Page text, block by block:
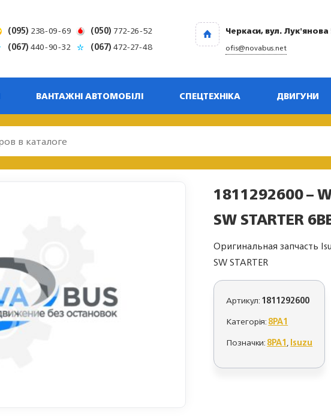
(095) 238-09-69 (050) 772-26-52
(067)440-90-32 (067)472-27-48
Черкаси, вул. Лук'янова
ofis@novabus.net
ВАНТАЖНІ АВТОМОБІЛІ СПЕЦТЕХНІКА ДВИГУНИ
1811292600 –
SW STARTER
Оригинальная запчасть
SW STARTER
Артикул:1811292600
Категорія:8PA1
Позначки:8PA1,Isuzu